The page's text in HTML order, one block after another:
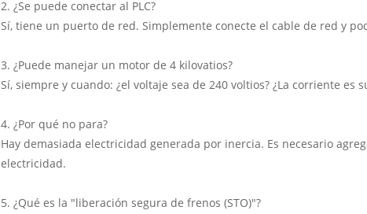
2. ¿Se puede conectar al PLC?
Sí, tiene un puerto de red. Simplemente conecte el cable de red y
3. ¿Puede manejar un motor de 4 kilovatios?
Sí, siempre y cuando: ¿el voltaje sea de 240 voltios? ¿La corriente es
4. ¿Por qué no para?
Hay demasiada electricidad generada por inercia. Es necesario
electricidad.
5. ¿Qué es la "liberación segura de frenos (STO)"?